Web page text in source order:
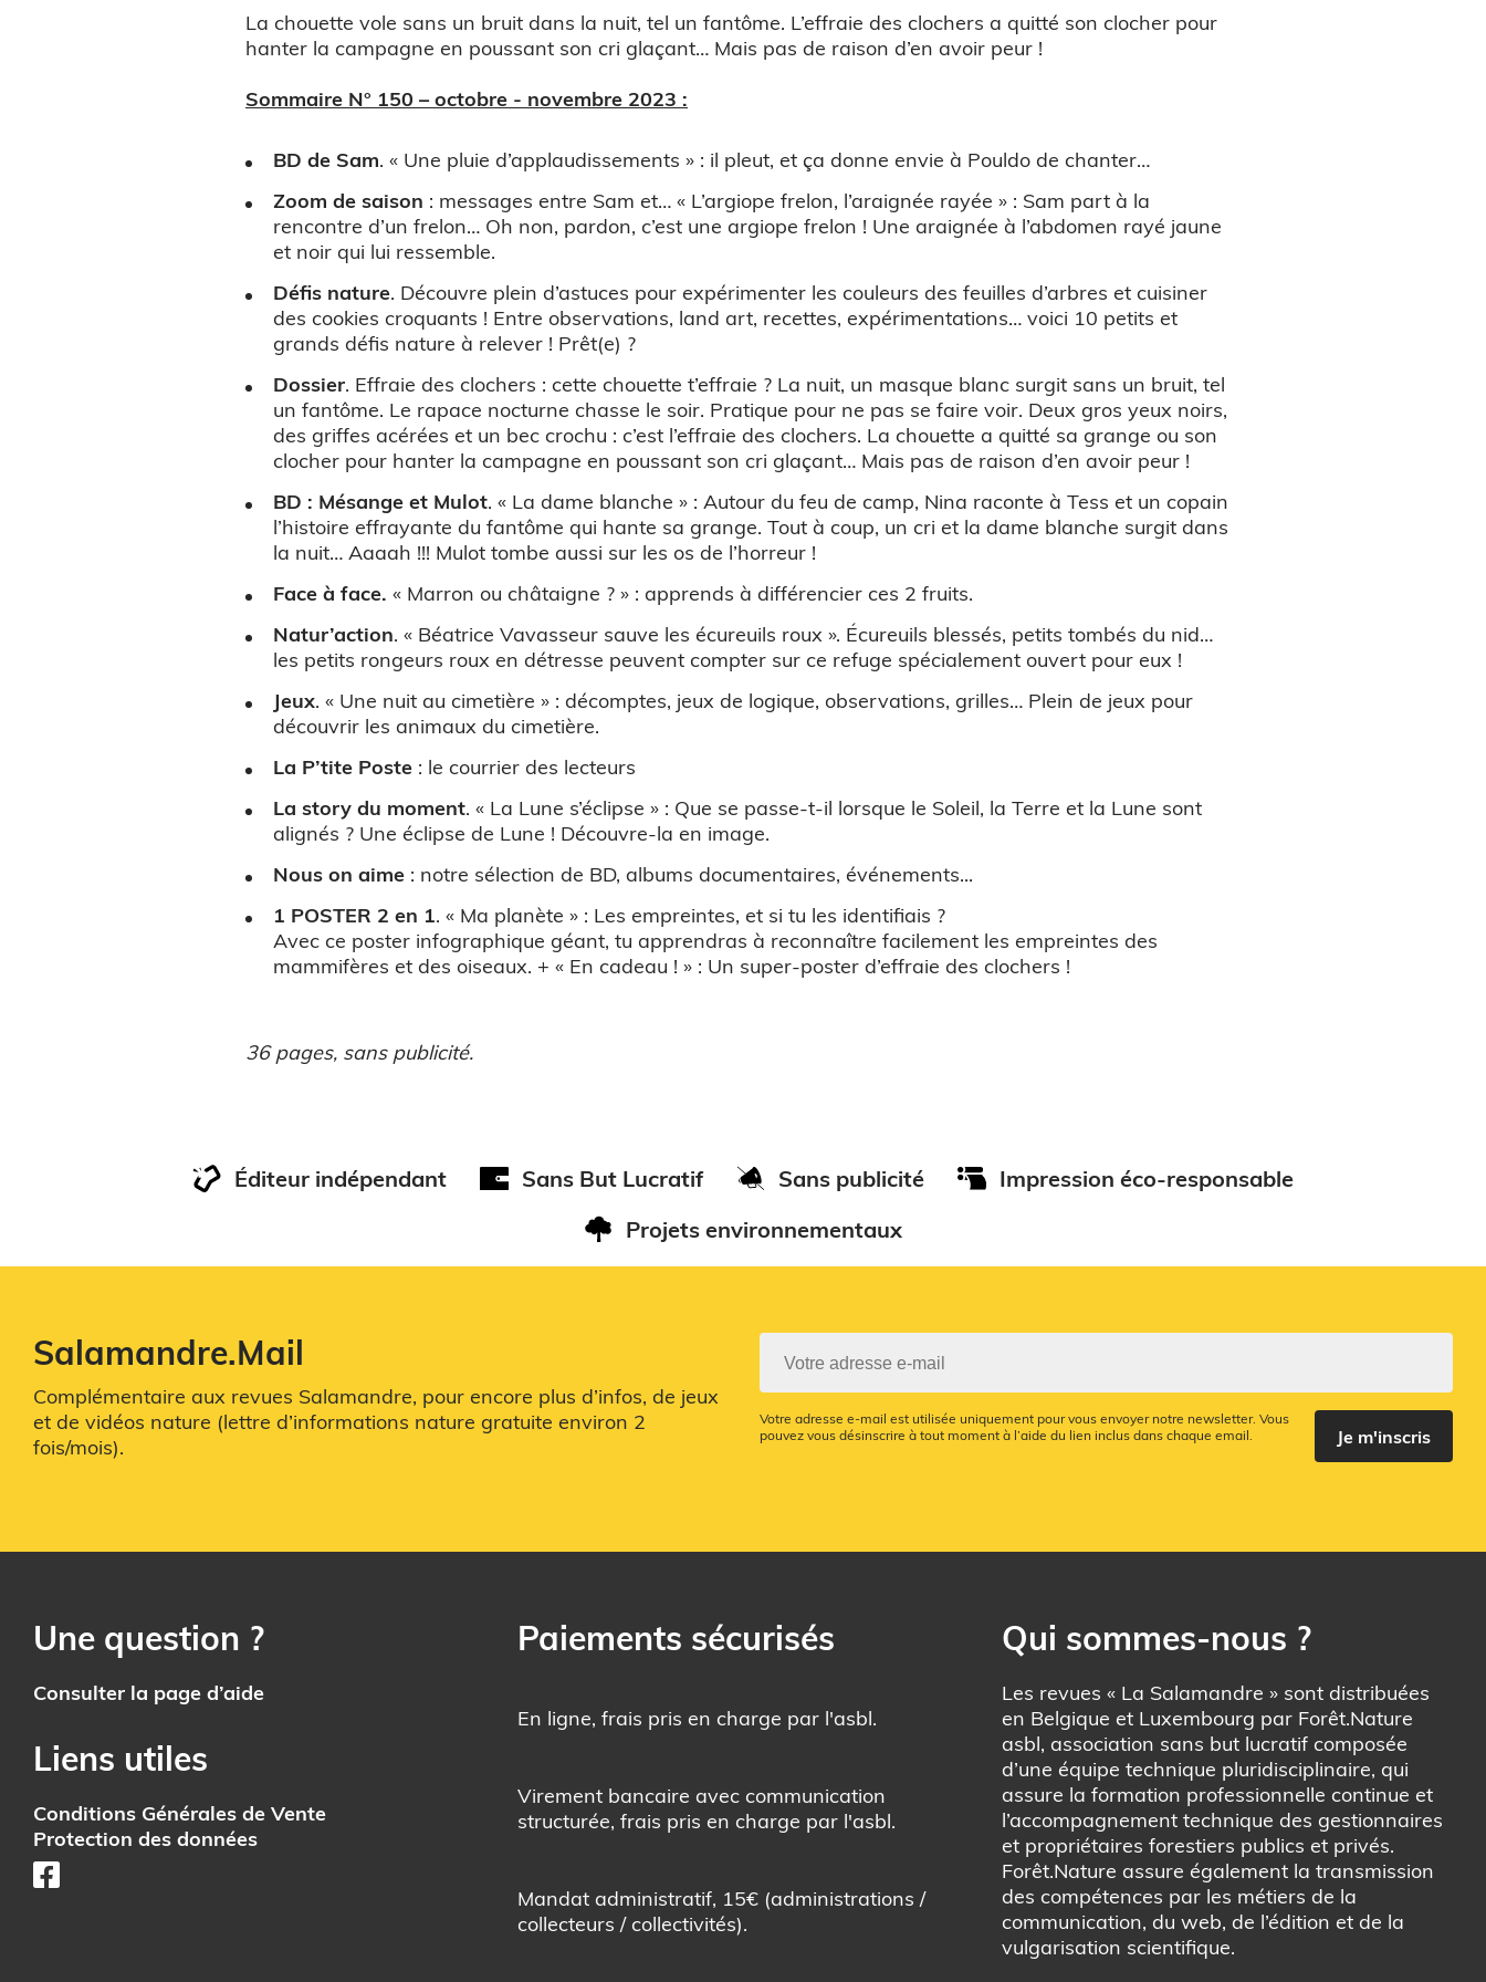
La chouette vole sans un bruit dans la nuit, tel un fantôme. L’effraie des clochers a quitté son clocher pour
hanter la campagne en poussant son cri glaçant… Mais pas de raison d’en avoir peur !
Sommaire N° 150 – octobre - novembre 2023 :
BD de Sam. « Une pluie d’applaudissements » : il pleut, et ça donne envie à Pouldo de chanter…
Zoom de saison : messages entre Sam et… « L’argiope frelon, l’araignée rayée » : Sam part à la
rencontre d’un frelon… Oh non, pardon, c’est une argiope frelon ! Une araignée à l’abdomen rayé jaune
et noir qui lui ressemble.
Défis nature. Découvre plein d’astuces pour expérimenter les couleurs des feuilles d’arbres et cuisiner
des cookies croquants ! Entre observations, land art, recettes, expérimentations… voici 10 petits et
grands défis nature à relever ! Prêt(e) ?
Dossier. Effraie des clochers : cette chouette t’effraie ? La nuit, un masque blanc surgit sans un bruit, tel
un fantôme. Le rapace nocturne chasse le soir. Pratique pour ne pas se faire voir. Deux gros yeux noirs,
des griffes acérées et un bec crochu : c’est l’effraie des clochers. La chouette a quitté sa grange ou son
clocher pour hanter la campagne en poussant son cri glaçant… Mais pas de raison d’en avoir peur !
BD : Mésange et Mulot. « La dame blanche » : Autour du feu de camp, Nina raconte à Tess et un copain
l’histoire effrayante du fantôme qui hante sa grange. Tout à coup, un cri et la dame blanche surgit dans
la nuit… Aaaah !!! Mulot tombe aussi sur les os de l’horreur !
Face à face. « Marron ou châtaigne ? » : apprends à différencier ces 2 fruits.
Natur’action. « Béatrice Vavasseur sauve les écureuils roux ». Écureuils blessés, petits tombés du nid…
les petits rongeurs roux en détresse peuvent compter sur ce refuge spécialement ouvert pour eux !
Jeux. « Une nuit au cimetière » : décomptes, jeux de logique, observations, grilles… Plein de jeux pour
découvrir les animaux du cimetière.
La P’tite Poste : le courrier des lecteurs
La story du moment. « La Lune s’éclipse » : Que se passe-t-il lorsque le Soleil, la Terre et la Lune sont
alignés ? Une éclipse de Lune ! Découvre-la en image.
Nous on aime : notre sélection de BD, albums documentaires, événements...
1 POSTER 2 en 1. « Ma planète » : Les empreintes, et si tu les identifiais ?
Avec ce poster infographique géant, tu apprendras à reconnaître facilement les empreintes des
mammifères et des oiseaux. + « En cadeau ! » : Un super-poster d’effraie des clochers !
36 pages, sans publicité.
Éditeur indépendant Sans But Lucratif Sans publicité
Impression éco-responsable
Projets environnementaux
Salamandre.Mail
Complémentaire aux revues Salamandre, pour encore plus d’infos, de jeux
et de vidéos nature (lettre d’informations nature gratuite environ 2
fois/mois).
Votre adresse e-mail est utilisée uniquement pour vous envoyer notre newsletter. Vous
pouvez vous désinscrire à tout moment à l’aide du lien inclus dans chaque email.
Je m'inscris
Une question ?
Consulter la page d’aide
Liens utiles
Conditions Générales de Vente
Protection des données
Paiements sécurisés
En ligne, frais pris en charge par l'asbl.
Virement bancaire avec communication
structurée, frais pris en charge par l'asbl.
Mandat administratif, 15€ (administrations /
collecteurs / collectivités).
Qui sommes-nous ?
Les revues « La Salamandre » sont distribuées
en Belgique et Luxembourg par Forêt.Nature
asbl, association sans but lucratif composée
d’une équipe technique pluridisciplinaire, qui
assure la formation professionnelle continue et
l’accompagnement technique des gestionnaires
et propriétaires forestiers publics et privés.
Forêt.Nature assure également la transmission
des compétences par les métiers de la
communication, du web, de l’édition et de la
vulgarisation scientifique.